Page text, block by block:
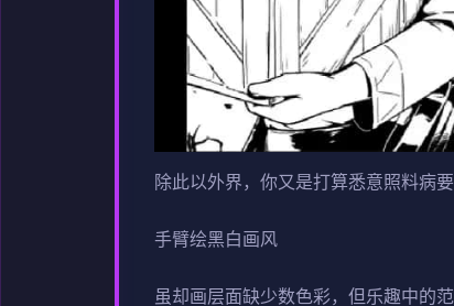
除此以外界，你又是打算悉意照料病
手臂绘黑白画风
虽却画层面缺少数色彩，但乐趣中的